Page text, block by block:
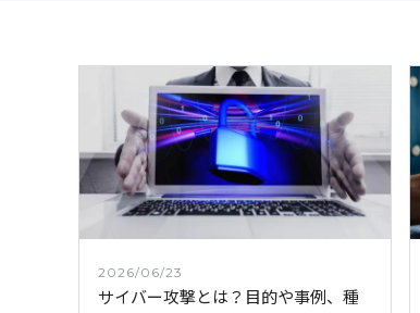
2026/06/23
サイバー攻撃とは？目的や事例、種